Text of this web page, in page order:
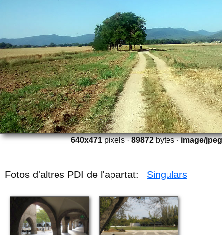
640x471pixels ·89872bytes ·image/jpeg
Fotos d'altres PDI de l'apartat: Singulars